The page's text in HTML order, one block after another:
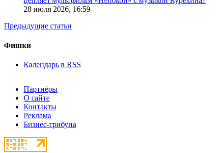
28 июля 2026, 16:59
Предыдущие статьи
Фишки
Календарь в RSS
Партнёры
О сайте
Контакты
Реклама
Бизнес-трибуна